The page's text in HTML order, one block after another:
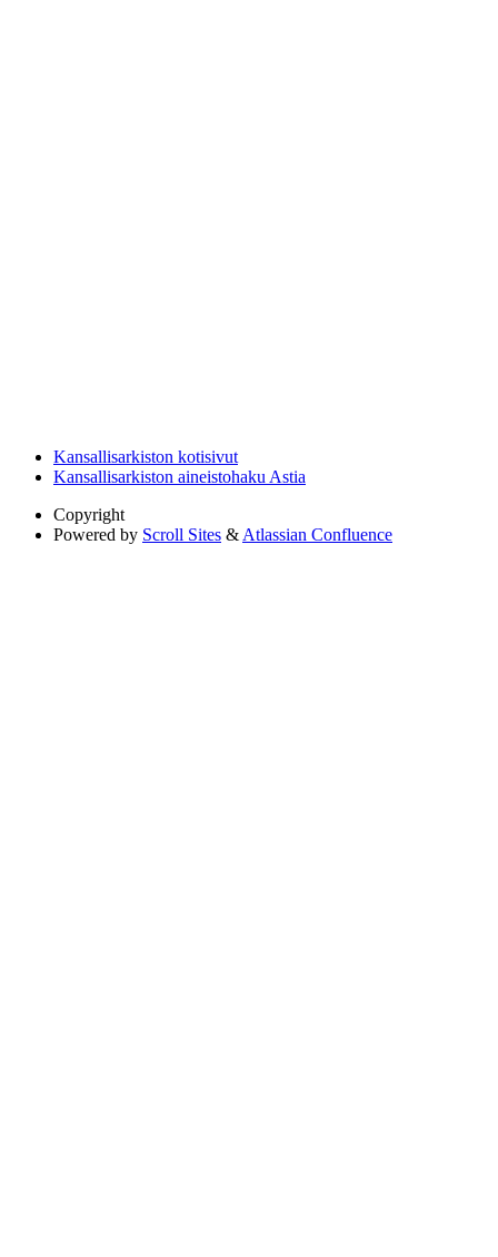
Kansallisarkiston kotisivut
Kansallisarkiston aineistohaku Astia
Copyright
Powered by Scroll Sites & Atlassian Confluence